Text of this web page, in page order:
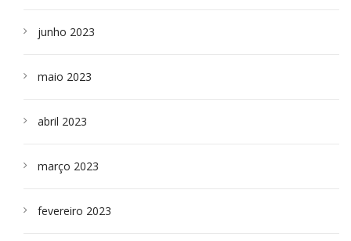
junho 2023
maio 2023
abril 2023
março 2023
fevereiro 2023